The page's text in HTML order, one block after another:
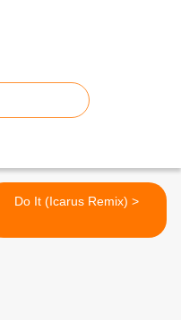
Do It (Icarus Remix) >